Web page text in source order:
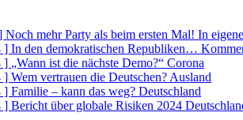
Noch mehr Party als beim ersten Mal! In
] In den demokratischen Republiken…
] „Wann ist die nächste Demo?“ Corona
] Wem vertrauen die Deutschen? Ausland
] Familie – kann das weg? Deutschland
] Bericht über globale Risiken 2024